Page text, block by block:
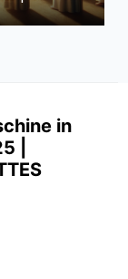
in
|